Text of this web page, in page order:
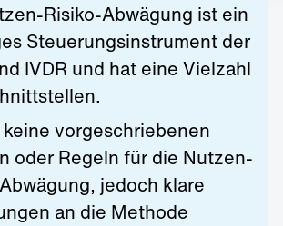
Risiko-Abwägung ist ein
Steuerungsinstrument der
IVDR und hat eine Vielzahl
vorgeschriebenen
oder Regeln für die Nutzen-
jedoch klare
an die Methode